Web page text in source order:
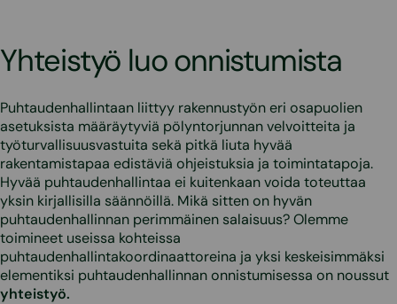
Yhteistyö luo onnistumista
Puhtaudenhallintaan liittyy rakennustyön eri osapuolien
asetuksista määräytyviä pölyntorjunnan velvoitteita ja
työturvallisuusvastuita sekä pitkä liuta hyvää
rakentamistapaa edistäviä ohjeistuksia ja toimintatapoja.
Hyvää puhtaudenhallintaa ei kuitenkaan voida toteuttaa
yksin kirjallisilla säännöillä. Mikä sitten on hyvän
puhtaudenhallinnan perimmäinen salaisuus? Olemme
toimineet useissa kohteissa
puhtaudenhallintakoordinaattoreina ja yksi keskeisimmäksi
elementiksi puhtaudenhallinnan onnistumisessa on noussut
yhteistyö.